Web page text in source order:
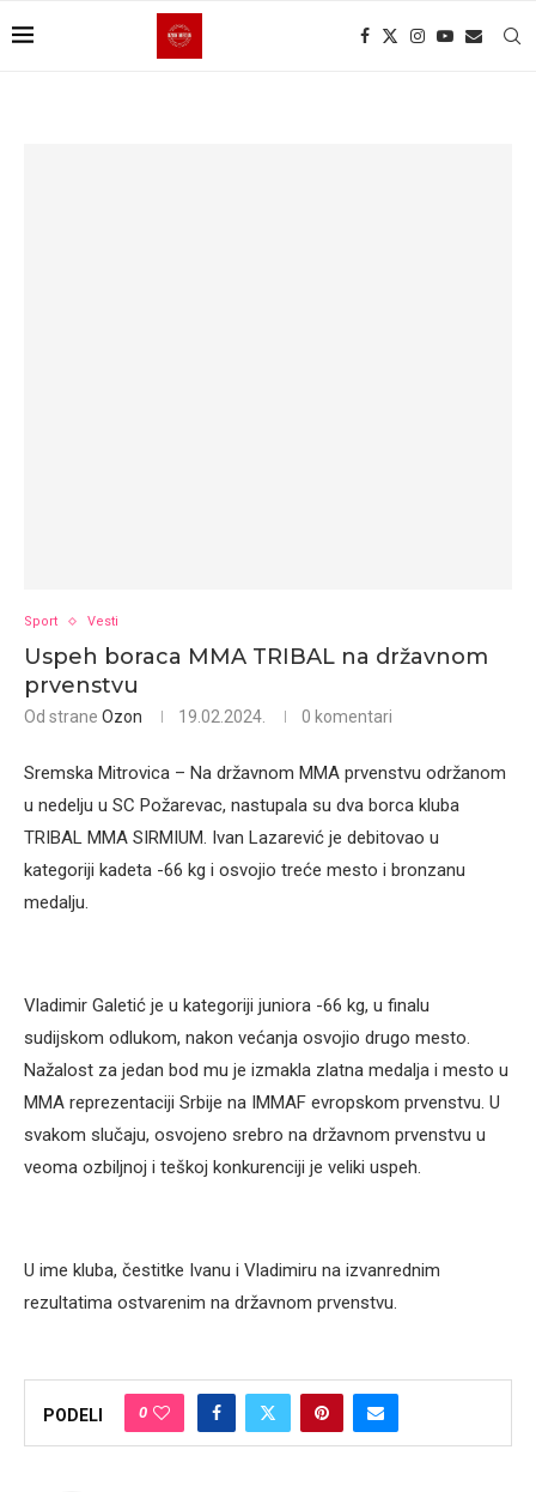
Sport Vesti
Uspeh boraca MMA TRIBAL na državnom
prvenstvu
Od strane Ozon 19.02.2024. 0 komentari
Sremska Mitrovica – Na državnom MMA prvenstvu održanom
u nedelju u SC Požarevac, nastupala su dva borca kluba
TRIBAL MMA SIRMIUM. Ivan Lazarević je debitovao u
kategoriji kadeta -66 kg i osvojio treće mesto i bronzanu
medalju.
Vladimir Galetić je u kategoriji juniora -66 kg, u finalu
sudijskom odlukom, nakon većanja osvojio drugo mesto.
Nažalost za jedan bod mu je izmakla zlatna medalja i mesto u
MMA reprezentaciji Srbije na IMMAF evropskom prvenstvu. U
svakom slučaju, osvojeno srebro na državnom prvenstvu u
veoma ozbiljnoj i teškoj konkurenciji je veliki uspeh.
U ime kluba, čestitke Ivanu i Vladimiru na izvanrednim
rezultatima ostvarenim na državnom prvenstvu.
PODELI 0